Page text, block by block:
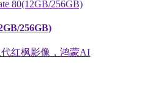
256GB)
红枫影像，鸿蒙AI